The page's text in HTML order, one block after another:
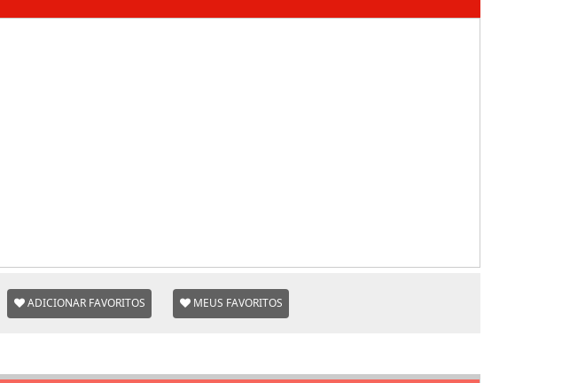
ADICIONAR FAVORITOS MEUS FAVORITOS